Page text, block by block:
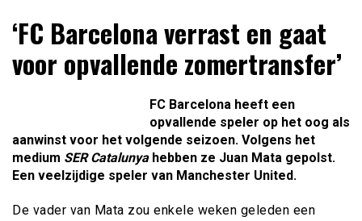
Online Krasloten RSS
jou verzameld
‘FC Barcelona verrast en gaat
voor opvallende zomertransfer’
FC Barcelona heeft een
opvallende speler op het oog als
aanwinst voor het volgende seizoen. Volgens het
medium SER Catalunyahebben ze Juan Mata gepolst.
Een veelzijdige speler van Manchester United.
De vader van Mata zou enkele weken geleden een